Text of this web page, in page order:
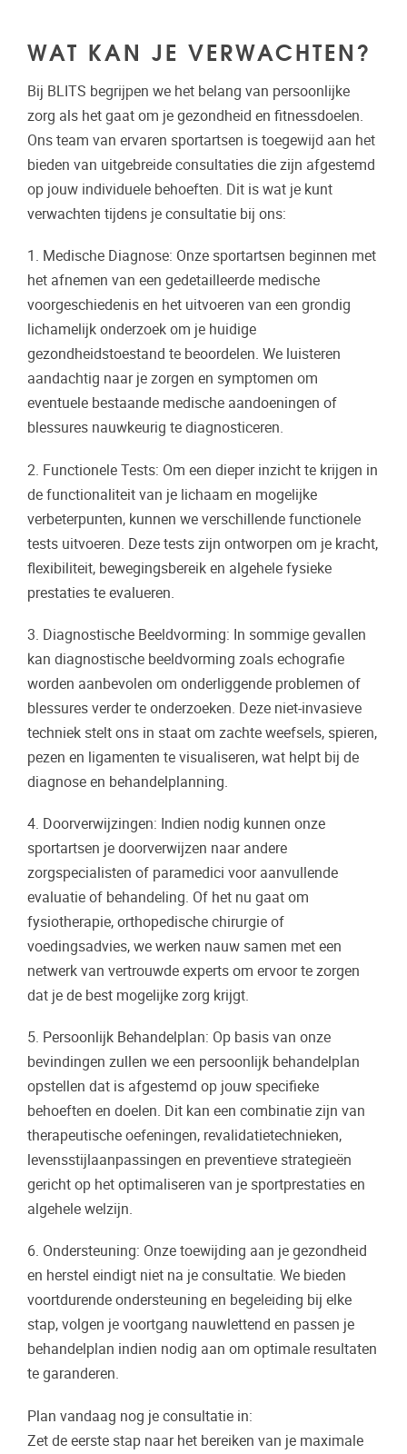
WAT KAN JE VERWACHTEN?
Bij BLITS begrijpen we het belang van persoonlijke
zorg als het gaat om je gezondheid en fitnessdoelen.
Ons team van ervaren sportartsen is toegewijd aan het
bieden van uitgebreide consultaties die zijn afgestemd
op jouw individuele behoeften. Dit is wat je kunt
verwachten tijdens je consultatie bij ons:
1. Medische Diagnose: Onze sportartsen beginnen met
het afnemen van een gedetailleerde medische
voorgeschiedenis en het uitvoeren van een grondig
lichamelijk onderzoek om je huidige
gezondheidstoestand te beoordelen. We luisteren
aandachtig naar je zorgen en symptomen om
eventuele bestaande medische aandoeningen of
blessures nauwkeurig te diagnosticeren.
2. Functionele Tests: Om een dieper inzicht te krijgen in
de functionaliteit van je lichaam en mogelijke
verbeterpunten, kunnen we verschillende functionele
tests uitvoeren. Deze tests zijn ontworpen om je kracht,
flexibiliteit, bewegingsbereik en algehele fysieke
prestaties te evalueren.
3. Diagnostische Beeldvorming: In sommige gevallen
kan diagnostische beeldvorming zoals echografie
worden aanbevolen om onderliggende problemen of
blessures verder te onderzoeken. Deze niet-invasieve
techniek stelt ons in staat om zachte weefsels, spieren,
pezen en ligamenten te visualiseren, wat helpt bij de
diagnose en behandelplanning.
4. Doorverwijzingen: Indien nodig kunnen onze
sportartsen je doorverwijzen naar andere
zorgspecialisten of paramedici voor aanvullende
evaluatie of behandeling. Of het nu gaat om
fysiotherapie, orthopedische chirurgie of
voedingsadvies, we werken nauw samen met een
netwerk van vertrouwde experts om ervoor te zorgen
dat je de best mogelijke zorg krijgt.
5. Persoonlijk Behandelplan: Op basis van onze
bevindingen zullen we een persoonlijk behandelplan
opstellen dat is afgestemd op jouw specifieke
behoeften en doelen. Dit kan een combinatie zijn van
therapeutische oefeningen, revalidatietechnieken,
levensstijlaanpassingen en preventieve strategieën
gericht op het optimaliseren van je sportprestaties en
algehele welzijn.
6. Ondersteuning: Onze toewijding aan je gezondheid
en herstel eindigt niet na je consultatie. We bieden
voortdurende ondersteuning en begeleiding bij elke
stap, volgen je voortgang nauwlettend en passen je
behandelplan indien nodig aan om optimale resultaten
te garanderen.
Plan vandaag nog je consultatie in:
Zet de eerste stap naar het bereiken van je maximale